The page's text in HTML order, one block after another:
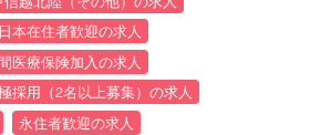
日本在住者歓迎の求人
医療保険加入の求人
採用（2名以上募集）の求人
永住者歓迎の求人